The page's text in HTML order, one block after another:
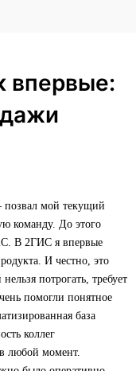
впервые:
мой текущий
команду. До этого
В 2ГИС я впервые
И честно, это
потрогать, требует
помогли понятное
база
коллег
любой момент.